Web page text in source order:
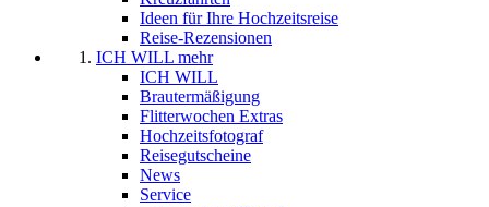
Ideen für Ihre Hochzeitsreise
Reise-Rezensionen
ICH WILL mehr
ICH WILL
Brautermäßigung
Flitterwochen Extras
Hochzeitsfotograf
Reisegutscheine
News
Service